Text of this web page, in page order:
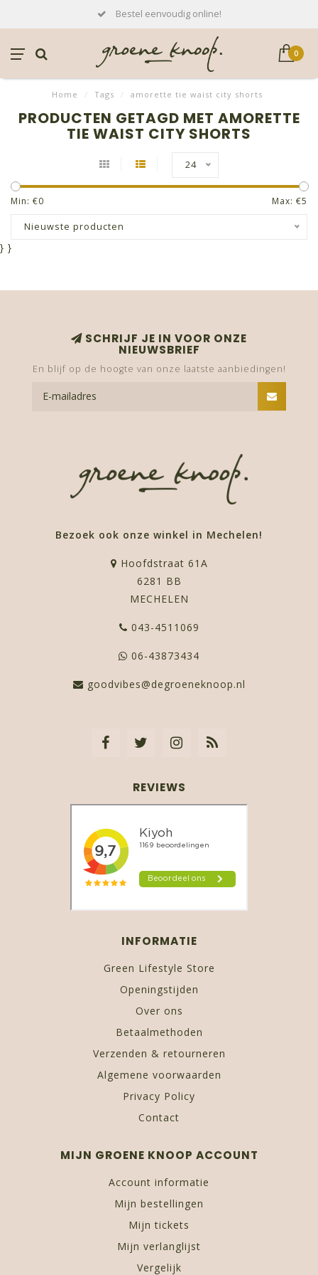
Bestel eenvoudig online!
0
Home / Tags / amorette tie waist city shorts
PRODUCTEN GETAGD MET AMORETTE
TIE WAIST CITY SHORTS
24
Min: €0 Max: €5
Nieuwste producten
} }
SCHRIJF JE IN VOOR ONZE
NIEUWSBRIEF
En blijf op de hoogte van onze laatste aanbiedingen!
Bezoek ook onze winkel in Mechelen!
Hoofdstraat 61A
6281 BB
MECHELEN
043-4511069
06-43873434
goodvibes@degroeneknoop.nl
REVIEWS
INFORMATIE
Green Lifestyle Store
Openingstijden
Over ons
Betaalmethoden
Verzenden & retourneren
Algemene voorwaarden
Privacy Policy
Contact
MIJN GROENE KNOOP ACCOUNT
Account informatie
Mijn bestellingen
Mijn tickets
Mijn verlanglijst
Vergelijk